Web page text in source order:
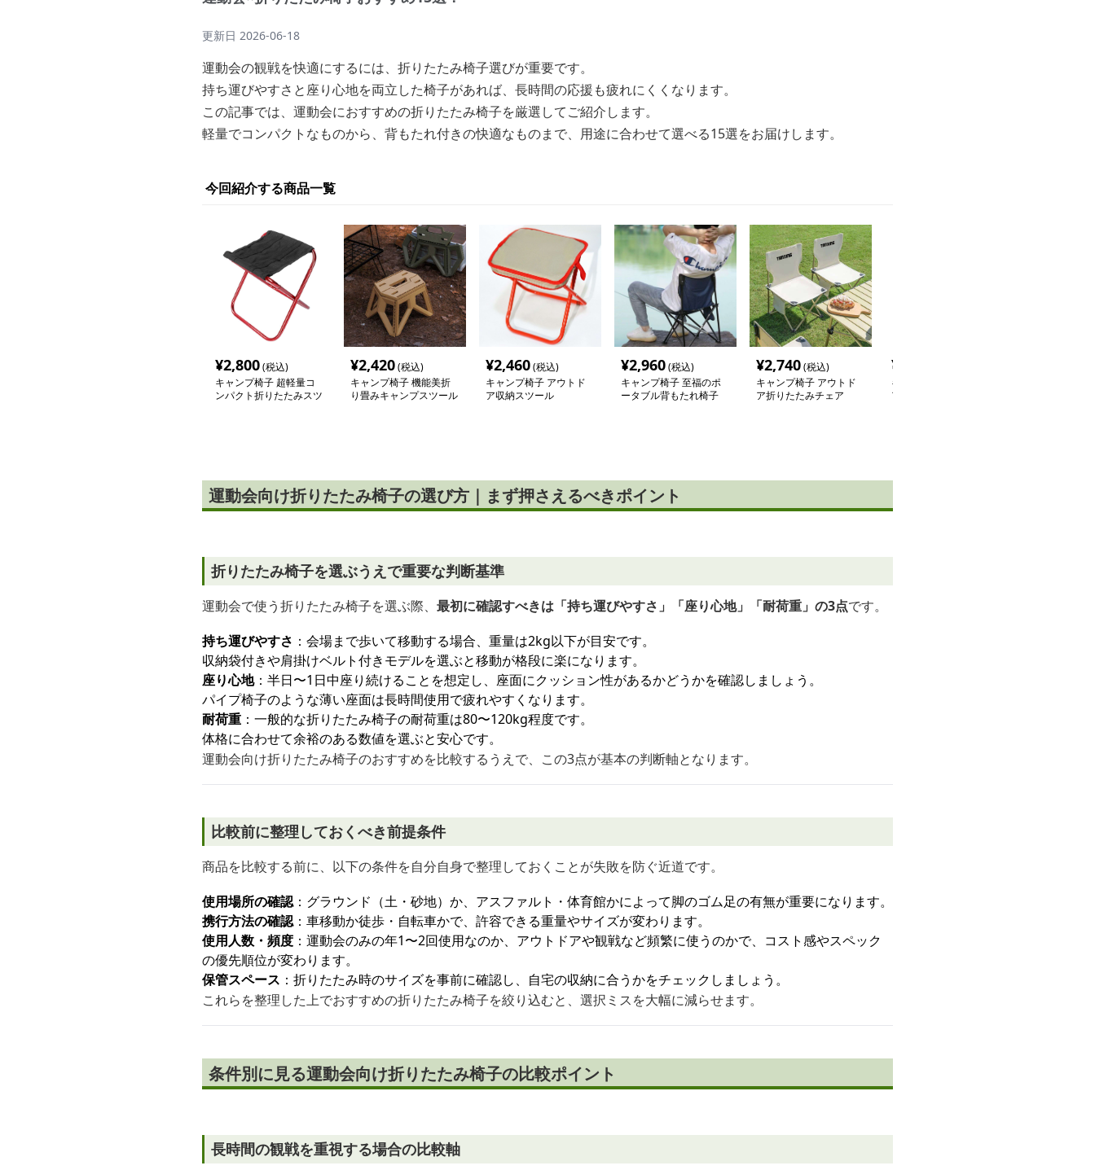
更新日 2026-06-18
運動会の観戦を快適にするには、折りたたみ椅子選びが重要です。
持ち運びやすさと座り心地を両立した椅子があれば、長時間の応援も疲れにくくなります。
この記事では、運動会におすすめの折りたたみ椅子を厳選してご紹介します。
軽量でコンパクトなものから、背もたれ付きの快適なものまで、用途に合わせて選べる15選をお届けします。
今回紹介する商品一覧
¥2,800(税込)
キャンプ椅子 超軽量コ
ンパクト折りたたみスツ
¥2,420(税込)
キャンプ椅子 機能美折
り畳みキャンプスツール
¥2,460(税込)
キャンプ椅子 アウトド
ア収納スツール
¥2,960(税込)
キャンプ椅子 至福のポ
ータブル背もたれ椅子
¥2,740(税込)
キャンプ椅子 アウトド
ア折りたたみチェア
¥
キャンプ椅子 アウトド
ア収納ポケット付き折り
運動会向け折りたたみ椅子の選び方｜まず押さえるべきポイント
折りたたみ椅子を選ぶうえで重要な判断基準
運動会で使う折りたたみ椅子を選ぶ際、 最初に確認すべきは「持ち運びやすさ」「座り心地」「耐荷重」の3点です。
持ち運びやすさ ：会場まで歩いて移動する場合、重量は2kg以下が目安です。
収納袋付きや肩掛けベルト付きモデルを選ぶと移動が格段に楽になります。
座り心地：半日〜1日中座り続けることを想定し、座面にクッション性があるかどうかを確認しましょう。
パイプ椅子のような薄い座面は長時間使用で疲れやすくなります。
耐荷重 ：一般的な折りたたみ椅子の耐荷重は80〜120kg程度です。
体格に合わせて余裕のある数値を選ぶと安心です。
運動会向け折りたたみ椅子のおすすめを比較するうえで、この3点が基本の判断軸となります。
比較前に整理しておくべき前提条件
商品を比較する前に、以下の条件を自分自身で整理しておくことが失敗を防ぐ近道です。
使用場所の確認：グラウンド（土・砂地）か、アスファルト・体育館かによって脚のゴム足の有無が重要になります。
携行方法の確認：車移動か徒歩・自転車かで、許容できる重量やサイズが変わります。
使用人数・頻度 ：運動会のみの年1〜2回使用なのか、アウトドアや観戦など頻繁に使うのかで、コスト感やスペック
の優先順位が変わります。
保管スペース ：折りたたみ時のサイズを事前に確認し、自宅の収納に合うかをチェックしましょう。
これらを整理した上でおすすめの折りたたみ椅子を絞り込むと、選択ミスを大幅に減らせます。
条件別に見る運動会向け折りたたみ椅子の比較ポイント
長時間の観戦を重視する場合の比較軸